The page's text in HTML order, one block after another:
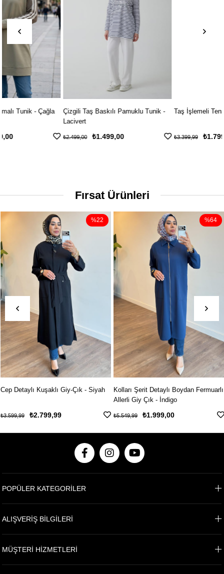
Çizgili Taş Baskılı Pamuklu Tunik -
₺1.499,00
₺2.499,00
Taş İşlemeli Tensel Gömlek - Haki
₺1.799,00
₺3.399,99
Fırsat Ürünleri
Cep Detaylı Kuşaklı Giy-Çık - Siyah
₺2.799,99
₺3.599,99
%22
Kolları Şerit Detaylı Boydan Fermuarlı
Allerli Giy Çık - İndigo
₺1.999,00
₺5.549,99
%64
POPÜLER KATEGORİLER
ALIŞVERİŞ BİLGİLERİ
MÜŞTERİ HİZMETLERİ